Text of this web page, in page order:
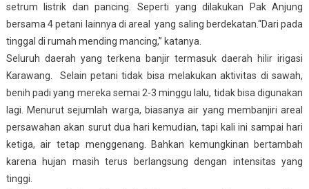
setrum listrik dan pancing. Seperti yang dilakukan Pak Anjung
bersama 4 petani lainnya di areal yang saling berdekatan.“Dari pada
tinggal di rumah mending mancing,” katanya.
Seluruh daerah yang terkena banjir termasuk daerah hilir irigasi
Karawang. Selain petani tidak bisa melakukan aktivitas di sawah,
benih padi yang mereka semai 2-3 minggu lalu, tidak bisa digunakan
lagi. Menurut sejumlah warga, biasanya air yang membanjiri areal
persawahan akan surut dua hari kemudian, tapi kali ini sampai hari
ketiga, air tetap menggenang. Bahkan kemungkinan bertambah
karena hujan masih terus berlangsung dengan intensitas yang
tinggi.